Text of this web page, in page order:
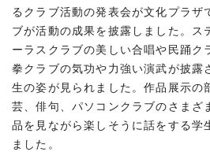
るクラブ活動の発表会が文化プラザ
ブが活動の成果を披露しました。ス
ーラスクラブの美しい合唱や民踊ク
拳クラブの気功や力強い演武が披露
生の姿が見られました。作品展示の
芸、俳句、パソコンクラブのさまざ
品を見ながら楽しそうに話をする学
ました。